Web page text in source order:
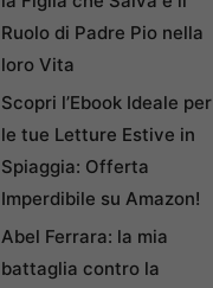
Ruolo di Padre Pio nella
loro Vita
Scopri l’Ebook Ideale per
le tue Letture Estive in
Spiaggia: Offerta
Imperdibile su Amazon!
Abel Ferrara: la mia
battaglia contro la